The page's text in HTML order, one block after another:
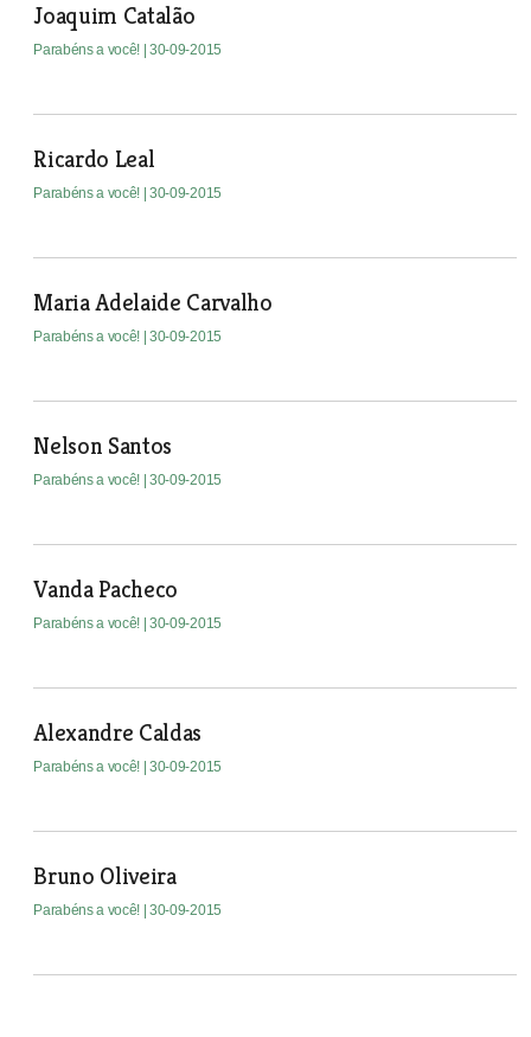
Joaquim Catalão
Parabéns a você! | 30-09-2015
Ricardo Leal
Parabéns a você! | 30-09-2015
Maria Adelaide Carvalho
Parabéns a você! | 30-09-2015
Nelson Santos
Parabéns a você! | 30-09-2015
Vanda Pacheco
Parabéns a você! | 30-09-2015
Alexandre Caldas
Parabéns a você! | 30-09-2015
Bruno Oliveira
Parabéns a você! | 30-09-2015